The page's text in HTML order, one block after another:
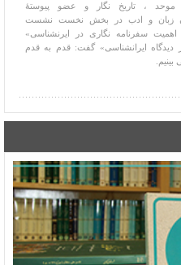
موحد ، تاریخ نگار و عضو پیوستۀ
زبان و ادب در بخش نخست نشست
اهمیت سفرنامه نگاری در ایرنشناسی»
دیدگاه ایرانشناسی» گفت: قدم به قدم